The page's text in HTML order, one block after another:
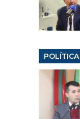
POLÍTICA